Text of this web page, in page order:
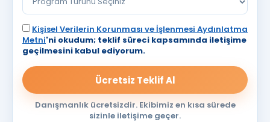
Kişisel Verilerin Korunması ve İşlenmesi Aydınlatma
Metni'ni okudum; teklif süreci kapsamında iletişime
geçilmesini kabul ediyorum.
Danışmanlık ücretsizdir. Ekibimiz en kısa sürede
sizinle iletişime geçer.